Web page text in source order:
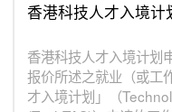
香港科技人才入境计
香港科技人才入境计划
报价所述之就业（或工
才入境计划」（